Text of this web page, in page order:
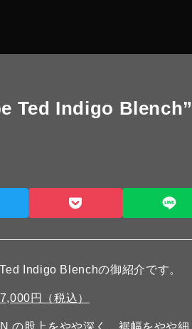
Ted Indigo Blench”
Indigo Blenchの御紹介です。
円（税込）
の股上をやや深く、裾幅をやや